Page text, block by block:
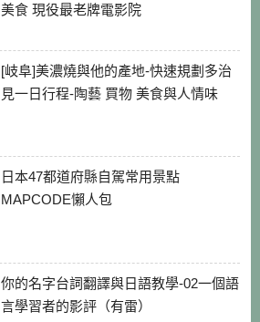
美食 現役最老牌電影院
[岐阜]美濃燒與他的產地-快速規劃多治
見一日行程-陶藝 買物 美食與人情味
日本47都道府縣自駕常用景點
MAPCODE懶人包
你的名字台詞翻譯與日語教學-02一個語
言學習者的影評（有雷）